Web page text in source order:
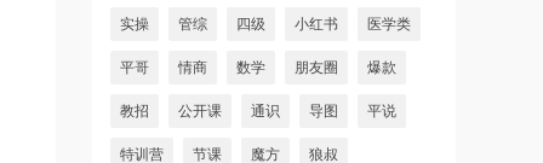
实操 管综 四级 小红书 医学类
平哥 情商 数学 朋友圈 爆款
教招 公开课 通识 导图 平说
特训营 节课 魔方 狼叔